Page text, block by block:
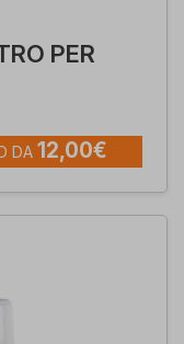
PER
DA 12,00€